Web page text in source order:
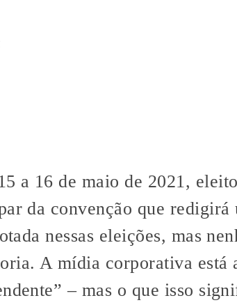
a 16 de maio de 2021,
da convenção que
nessas eleições, mas
A mídia corporativa
– mas o que isso